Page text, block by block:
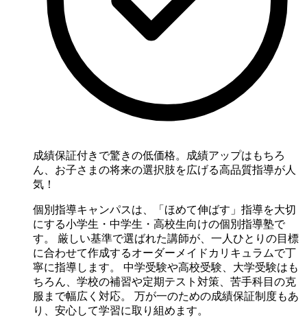
成績保証付きで驚きの低価格。成績アップはもちろ
ん、お子さまの将来の選択肢を広げる高品質指導が人
気！
個別指導キャンパスは、「ほめて伸ばす」指導を大切
にする小学生・中学生・高校生向けの個別指導塾で
す。 厳しい基準で選ばれた講師が、一人ひとりの目標
に合わせて作成するオーダーメイドカリキュラムで丁
寧に指導します。 中学受験や高校受験、大学受験はも
ちろん、学校の補習や定期テスト対策、苦手科目の克
服まで幅広く対応。 万が一のための成績保証制度もあ
り、安心して学習に取り組めます。